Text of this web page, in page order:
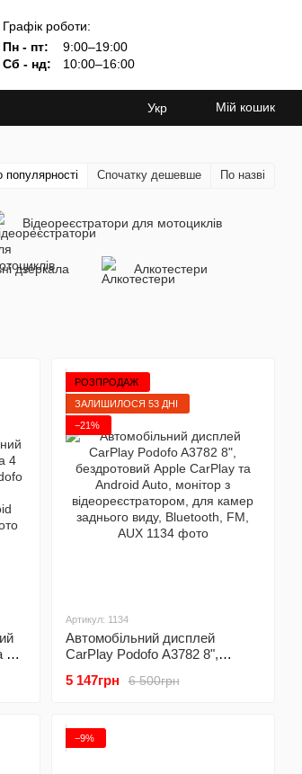
Графік роботи:
Пн - пт:
9:00–19:00
Сб - нд:
10:00–16:00
Укр Мій кошик
популярності Спочатку дешевше По назві
Відеореєстратори для мотоциклів
дзеркала Алкотестери
4
РОЗПРОДАЖ
ЗАЛИШИЛОСЯ 53 ДНІ
−21%
Артикул: 1134
Автомобільний дисплей
CarPlay Podofo A3782 8",
Android Auto, монітор з
AUX
6 500грн
5 147грн
−9%